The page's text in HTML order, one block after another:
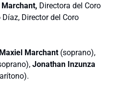
Directora del Coro
Director del Coro
Maxiel Marchant (soprano),
Jonathan Inzunza